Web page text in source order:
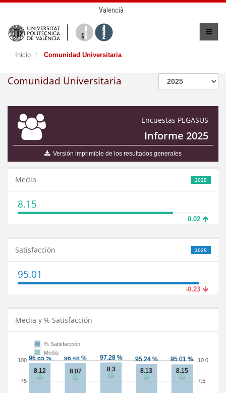
Valencià
Inicio Comunidad Universitaria
Comunidad Universitaria
Encuestas PEGASUS
Informe 2025
Versión imprimible de los resultados generales
2025
Media
8.15
0.02
2025
Satisfacción
95.01
-0.23
Media y % Satisfacción
75
100
7.5
10.0
% Satisfacción
Media